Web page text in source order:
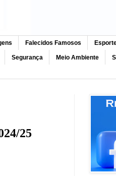
Falecidos Famosos
Segurança Meio Ambiente
25